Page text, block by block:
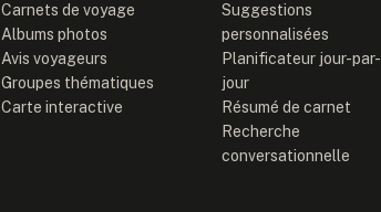
Carnets de voyage
Albums photos
Avis voyageurs
Groupes thématiques
Carte interactive
Suggestions
personnalisées
Planificateur jour-par-
jour
Résumé de carnet
Recherche
conversationnelle